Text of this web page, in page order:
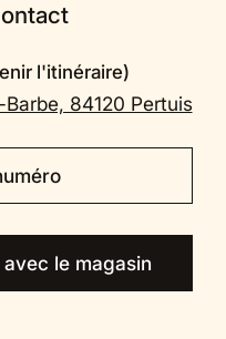
l'itinéraire)
84120 Pertuis
le magasin